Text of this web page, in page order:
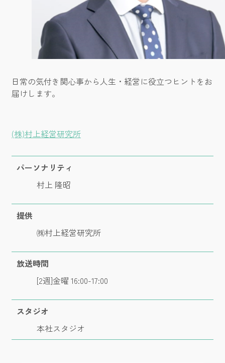
日常の気付き関心事から人生・経営に役立つヒントをお
届けします。
(株)村上経営研究所
パーソナリティ
村上 隆昭
提供
㈱村上経営研究所
放送時間
[2週]金曜 16:00-17:00
スタジオ
本社スタジオ